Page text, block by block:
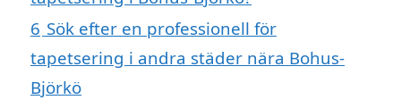
6 Sök efter en professionell för
tapetsering i andra städer nära Bohus-
Björkö